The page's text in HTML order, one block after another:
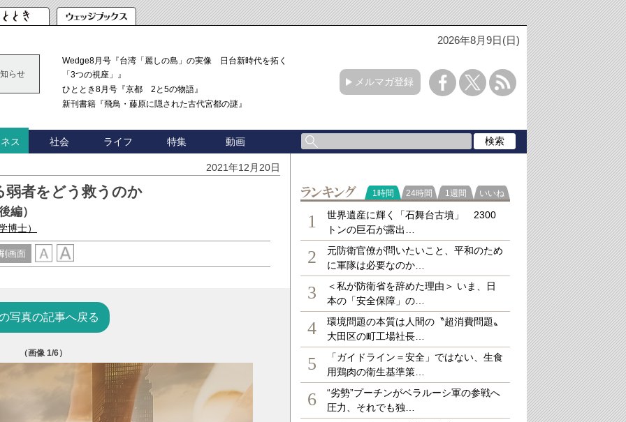
2026年8月9日(日)
らせ
Wedge8月号『台湾「麗しの島」の実像 日台新時代を拓く
「3つの視座」』
ひととき8月号『京都 2と5の物語』
新刊書籍『飛鳥・藤原に隠された古代宮都の謎』
メルマガ登録
ス 社会 ライフ 特集 動画
2021年12月20日
弱者をどう救うのか
編）
博士）
画面
写真の記事へ戻る
（画像1/6）
ラ
1時間 24時間 1週間 いいね
1
世界遺産に輝く「石舞台古墳」 2300
トンの巨石が露出…
2
元防衛官僚が問いたいこと、平和のため
に軍隊は必要なのか…
3
＜私が防衛省を辞めた理由＞ いま、日
本の「安全保障」の…
4
環境問題の本質は人間の〝超消費問題〟
大田区の町工場社長…
5
「ガイドライン＝安全」ではない、生食
用鶏肉の衛生基準策…
6
“劣勢”プーチンがベラルーシ軍の参戦へ
圧力、それでも独…